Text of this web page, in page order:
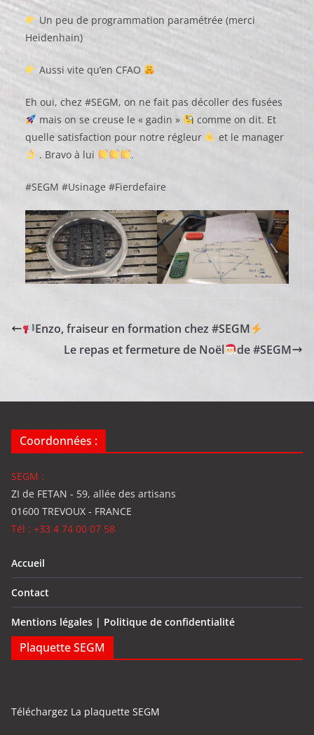
Un peu de programmation paramétrée (merci
Heidenhain)
Aussi vite qu’en CFAO
Eh oui, chez #SEGM, on ne fait pas décoller des fusées
mais on se creuse le « gadin »
comme on dit. Et
quelle satisfaction pour notre régleur
et le manager
. Bravo à lui
.
#SEGM #Usinage #Fierdefaire
Enzo, fraiseur en formation chez #SEGM
Le repas et fermeture de Noël
de #SEGM
Coordonnées :
SEGM :
ZI de FETAN - 59, allée des artisans
01600 TREVOUX - FRANCE
Tél : +33 4 74 00 07 58
Accueil
Contact
Mentions légales | Politique de confidentialité
Plaquette SEGM
Téléchargez La plaquette SEGM